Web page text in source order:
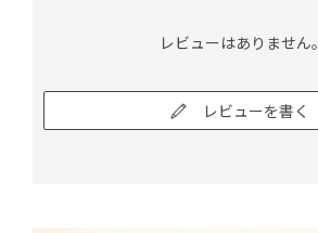
レビューはありません。
レビューを書く